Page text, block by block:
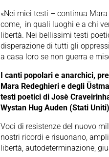
«Nei miei testi – continua
come,
in quali luoghi e a chi
libertà. Nei bellissimi testi
disperazione di tutti gli
a casa loro se non guerra e
I canti popolari e anarchici,
Mara Redeghieri e degli
testi poetici di Josè
Wystan Hug Auden (Stati
Voci di resistenze del nuovo
nostri ricordi e risuonano,
libertà, autodeterminazione,